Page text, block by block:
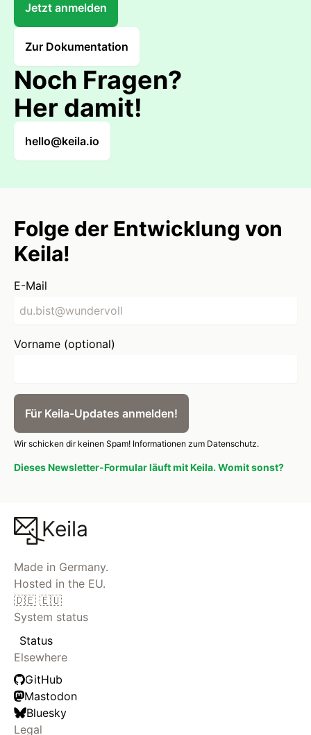
Jetzt anmelden
Zur Dokumentation
Noch Fragen?
Her damit!
hello@keila.io
Folge der Entwicklung von
Keila!
E-Mail
Vorname (optional)
Für Keila-Updates anmelden!
Wir schicken dir keinen Spam! Informationen zum Datenschutz.
Dieses Newsletter-Formular läuft mit Keila. Womit sonst?
Keila
Made in Germany.
Hosted in the EU.
🇩🇪 🇪🇺
System status
Status
Elsewhere
GitHub
Mastodon
Bluesky
Legal